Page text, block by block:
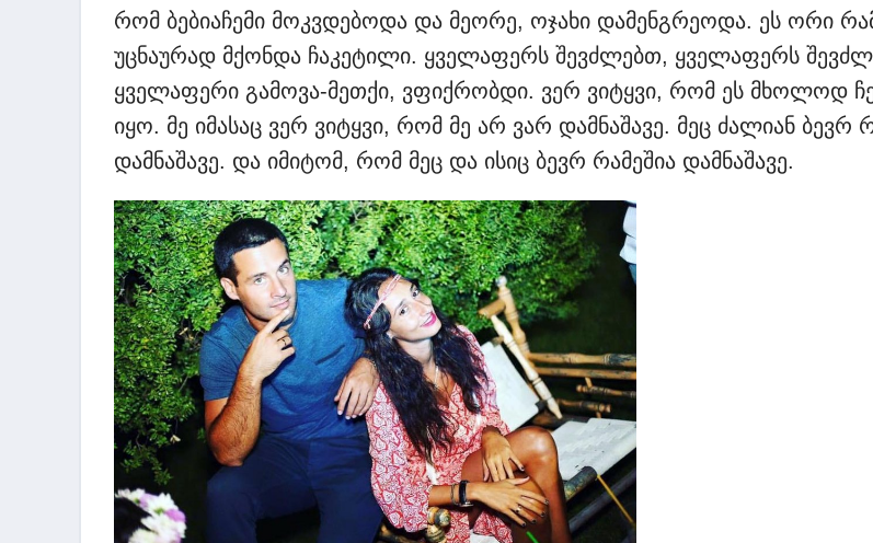
რომ ბებიაჩემი მოკვდებოდა და მეორე, ოჯახი დამენგრეოდა. ეს ორი
უცნაურად მქონდა ჩაკეტილი. ყველაფერს შევძლებთ, ყველაფერს
ყველაფერი გამოვა-მეთქი, ვფიქრობდი. ვერ ვიტყვი, რომ ეს მხოლოდ
იყო. მე იმასაც ვერ ვიტყვი, რომ მე არ ვარ დამნაშავე. მეც ძალიან ბევრ
დამნაშავე. და იმიტომ, რომ მეც და ისიც ბევრ რამეშია დამნაშავე.